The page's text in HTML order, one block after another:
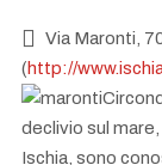
Via Maronti,
(http://
declivio sul
Ischia, sono